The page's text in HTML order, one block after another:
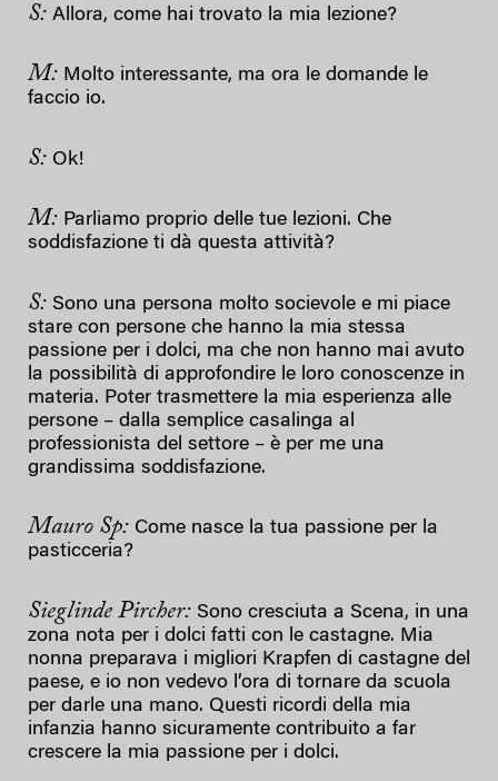
S: Allora, come hai trovato la mia lezione?
M: Molto interessante, ma ora le domande le
faccio io.
S: Ok!
M: Parliamo proprio delle tue lezioni. Che
soddisfazione ti dà questa attività?
S: Sono una persona molto socievole e mi piace
stare con persone che hanno la mia stessa
passione per i dolci, ma che non hanno mai avuto
la possibilità di approfondire le loro conoscenze in
materia. Poter trasmettere la mia esperienza alle
persone – dalla semplice casalinga al
professionista del settore – è per me una
grandissima soddisfazione.
Mauro Sp: Come nasce la tua passione per la
pasticceria?
Sieglinde Pircher: Sono cresciuta a Scena, in una
zona nota per i dolci fatti con le castagne. Mia
nonna preparava i migliori Krapfen di castagne del
paese, e io non vedevo l’ora di tornare da scuola
per darle una mano. Questi ricordi della mia
infanzia hanno sicuramente contribuito a far
crescere la mia passione per i dolci.